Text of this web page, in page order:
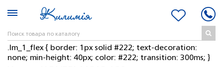
.lm_1_flex { border: 1px solid #222; text-decoration:
none; min-height: 40px; color: #222; transition: 300ms; }